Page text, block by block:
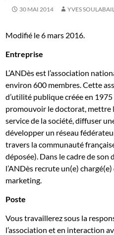
30 MAI 2014 YVES SOULABAIL
Modifié le 6 mars 2016.
Entreprise
L’ANDès est l’association
environ 600 membres. Cette
d’utilité publique créée en
promouvoir le doctorat, mettre
service de la société, diffuser
développer un réseau
travers la communauté
déposée). Dans le cadre de
l’ANDès recrute un(e)
marketing.
Poste
Vous travaillerez sous la
l’association et en interaction